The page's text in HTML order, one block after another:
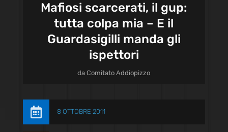
Mafiosi scarcerati, il gup:
tutta colpa mia – E il
Guardasigilli manda gli
ispettori
daComitato Addiopizzo
 8 OTTOBRE 2011